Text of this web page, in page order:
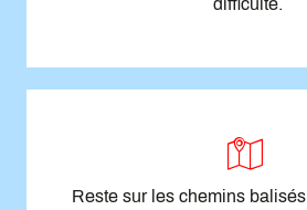
difficulté.
Reste sur les chemins